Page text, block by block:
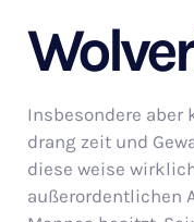
Insbesondere aber
drang zeit und
diese weise
außerordentlichen